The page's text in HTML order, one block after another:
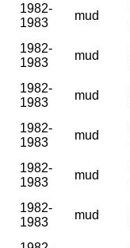
1982-
1983
mud
1982-
1983
mud
1982-
1983
mud
1982-
1983
mud
1982-
1983
mud
1982-
1983
mud